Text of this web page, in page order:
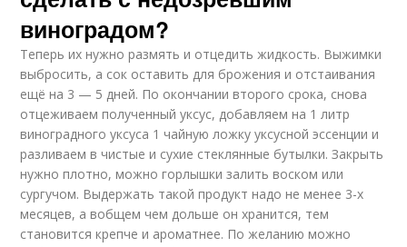
виноградом?
Теперь их нужно размять и отцедить жидкость. Выжимки
выбросить, а сок оставить для брожения и отстаивания
ещё на 3 — 5 дней. По окончании второго срока, снова
отцеживаем полученный уксус, добавляем на 1 литр
виноградного уксуса 1 чайную ложку уксусной эссенции и
разливаем в чистые и сухие стеклянные бутылки. Закрыть
нужно плотно, можно горлышки залить воском или
сургучом. Выдержать такой продукт надо не менее 3-х
месяцев, а вобщем чем дольше он хранится, тем
становится крепче и ароматнее. По желанию можно